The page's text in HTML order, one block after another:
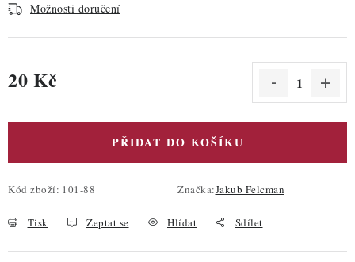
Možnosti doručení
20 Kč
PŘIDAT DO KOŠÍKU
Kód zboží: 101-88 Značka:Jakub Felcman
Tisk Zeptat se Hlídat Sdílet